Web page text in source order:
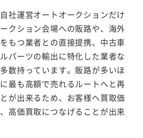
社運営オートオークションだけ
クション会場への販路や、海外
もつ業者との直接提携、中古車
パーツの輸出に特化した業者な
数持っています。販路が多いほ
最も高額で売れるルートへと再
が出来るため、お客様へ買取価
高価買取につなげることが出来